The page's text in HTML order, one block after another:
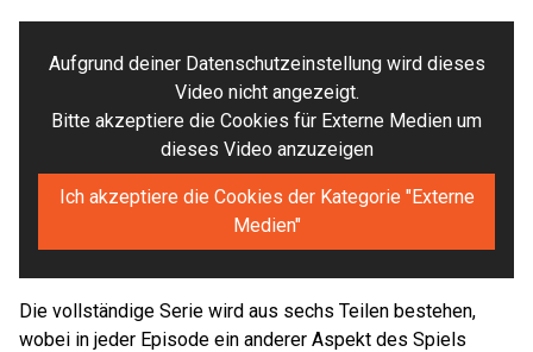
Aufgrund deiner Datenschutzeinstellung wird dieses
Video nicht angezeigt.
Bitte akzeptiere die Cookies für Externe Medien um
dieses Video anzuzeigen
Ich akzeptiere die Cookies der Kategorie "Externe
Medien"
Die vollständige Serie wird aus sechs Teilen bestehen,
wobei in jeder Episode ein anderer Aspekt des Spiels